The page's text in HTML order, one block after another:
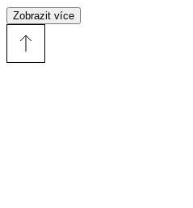
kombinéz, které nejsou jen teplé
veselé a dětem přizpůsobené
tyrkysové či neonových barvách
ale ilepší viditelnost na sněhu
Zobrazit více